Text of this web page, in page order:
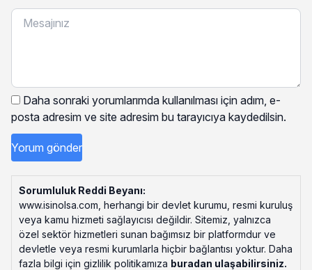
Daha sonraki yorumlarımda kullanılması için adım, e-
posta adresim ve site adresim bu tarayıcıya kaydedilsin.
Sorumluluk Reddi Beyanı:
www.isinolsa.com, herhangi bir devlet kurumu, resmi kuruluş
veya kamu hizmeti sağlayıcısı değildir. Sitemiz, yalnızca
özel sektör hizmetleri sunan bağımsız bir platformdur ve
devletle veya resmi kurumlarla hiçbir bağlantısı yoktur. Daha
fazla bilgi için gizlilik politikamıza buradan ulaşabilirsiniz.